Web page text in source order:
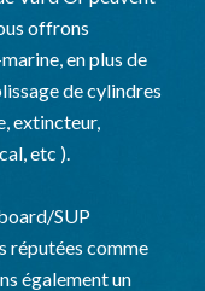
offrons
en plus de
de cylindres
extincteur,
etc ).
SUP
réputées comme
également un